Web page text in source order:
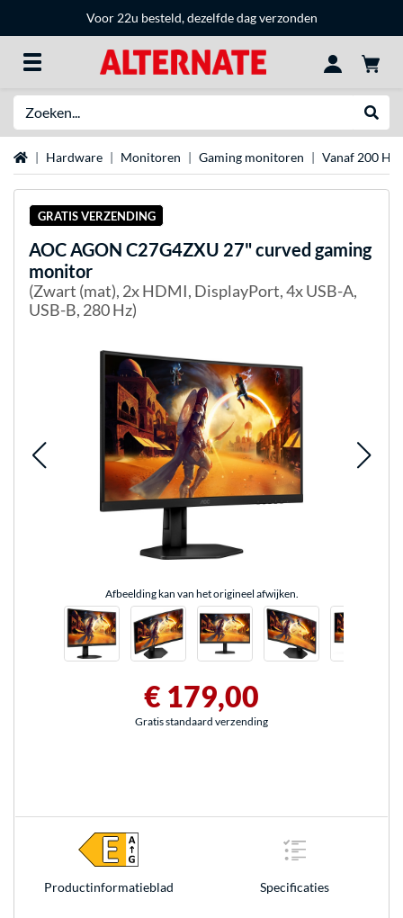
Voor 22u besteld, dezelfde dag verzonden
Home Hardware Monitoren Gaming monitoren Vanaf 200 Hz
GRATIS VERZENDING
AOCAGON C27G4ZXU 27" curved gaming
monitor
(Zwart (mat), 2x HDMI, DisplayPort, 4x USB-A,
USB-B, 280 Hz)
Afbeelding kan van het origineel afwijken.
€ 179,00
Gratis standaard verzending
Product­informatieblad Specificaties